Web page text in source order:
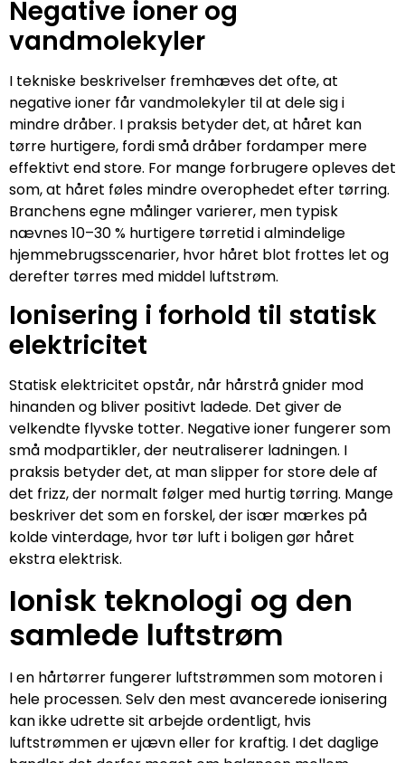
Negative ioner og
vandmolekyler
I tekniske beskrivelser fremhæves det ofte, at
negative ioner får vandmolekyler til at dele sig i
mindre dråber. I praksis betyder det, at håret kan
tørre hurtigere, fordi små dråber fordamper mere
effektivt end store. For mange forbrugere opleves det
som, at håret føles mindre overophedet efter tørring.
Branchens egne målinger varierer, men typisk
nævnes 10–30 % hurtigere tørretid i almindelige
hjemmebrugsscenarier, hvor håret blot frottes let og
derefter tørres med middel luftstrøm.
Ionisering i forhold til statisk
elektricitet
Statisk elektricitet opstår, når hårstrå gnider mod
hinanden og bliver positivt ladede. Det giver de
velkendte flyvske totter. Negative ioner fungerer som
små modpartikler, der neutraliserer ladningen. I
praksis betyder det, at man slipper for store dele af
det frizz, der normalt følger med hurtig tørring. Mange
beskriver det som en forskel, der især mærkes på
kolde vinterdage, hvor tør luft i boligen gør håret
ekstra elektrisk.
Ionisk teknologi og den
samlede luftstrøm
I en hårtørrer fungerer luftstrømmen som motoren i
hele processen. Selv den mest avancerede ionisering
kan ikke udrette sit arbejde ordentligt, hvis
luftstrømmen er ujævn eller for kraftig. I det daglige